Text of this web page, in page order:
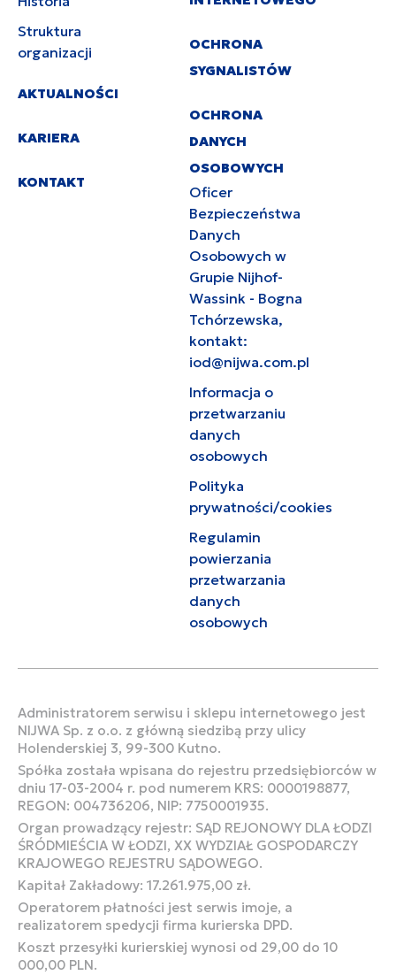
Struktura
organizacji
AKTUALNOŚCI
KARIERA
KONTAKT
OCHRONA
SYGNALISTÓW
OCHRONA
DANYCH
OSOBOWYCH
Oficer
Bezpieczeństwa
Danych
Osobowych w
Grupie Nijhof-
Wassink - Bogna
Tchórzewska,
kontakt:
iod@nijwa.com.pl
Informacja o
przetwarzaniu
danych
osobowych
Polityka
prywatności/cookies
Regulamin
powierzania
przetwarzania
danych
osobowych
Administratorem serwisu i sklepu internetowego jest
NIJWA Sp. z o.o. z główną siedzibą przy ulicy
Holenderskiej 3, 99-300 Kutno.
Spółka została wpisana do rejestru przedsiębiorców w
dniu 17-03-2004 r. pod numerem KRS: 0000198877,
REGON: 004736206, NIP: 7750001935.
Organ prowadzący rejestr: SĄD REJONOWY DLA ŁODZI
ŚRÓDMIEŚCIA W ŁODZI, XX WYDZIAŁ GOSPODARCZY
KRAJOWEGO REJESTRU SĄDOWEGO.
Kapitał Zakładowy: 17.261.975,00 zł.
Operatorem płatności jest serwis imoje, a
realizatorem spedycji firma kurierska DPD.
Koszt przesyłki kurierskiej wynosi od 29,00 do 10
000,00 PLN.